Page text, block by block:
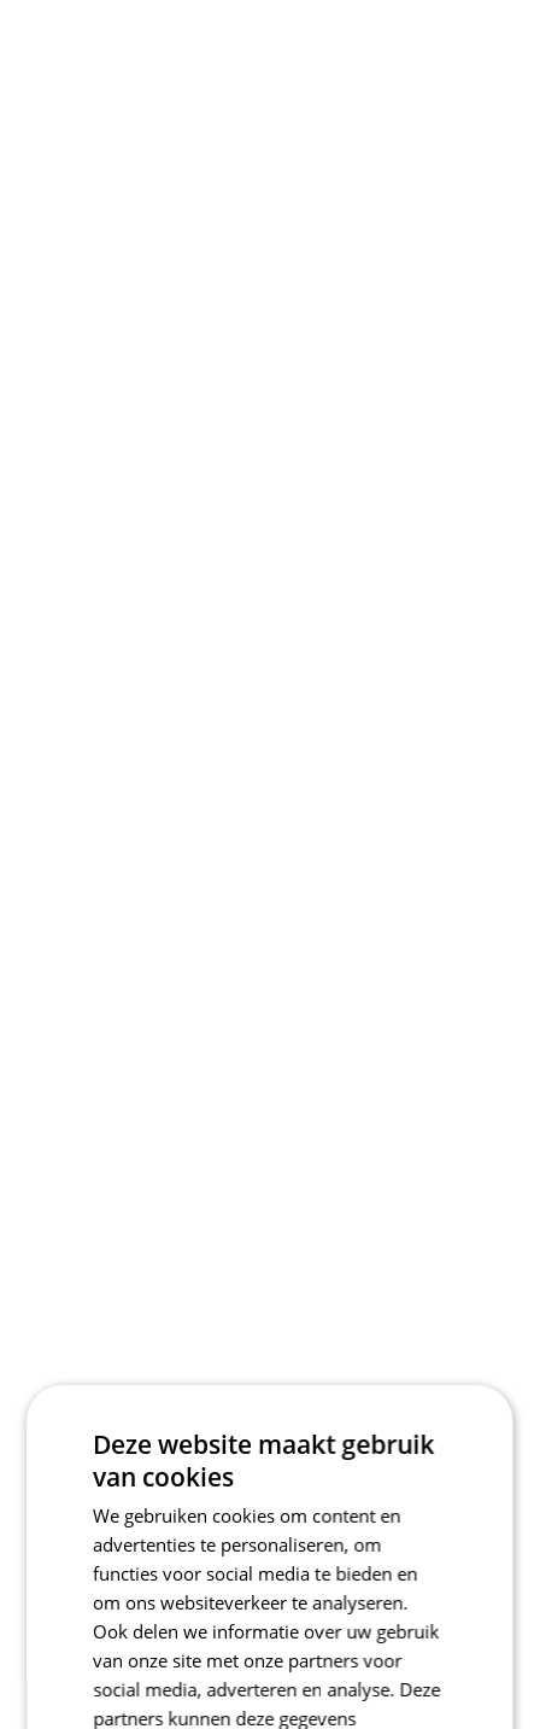
Deze website maakt gebruik
van cookies
We gebruiken cookies om content en
advertenties te personaliseren, om
functies voor social media te bieden en
om ons websiteverkeer te analyseren.
Ook delen we informatie over uw gebruik
van onze site met onze partners voor
social media, adverteren en analyse. Deze
partners kunnen deze gegevens